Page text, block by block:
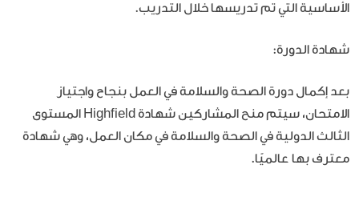
الأساسية التي تم تدريسها خلال التدريب.
شهادة الدورة:
بعد إكمال دورة الصحة والسلامة في العمل بنجاح واجتياز
الامتحان، سيتم منح المشاركين شهادة Highfield المستوى
الثالث الدولية في الصحة والسلامة في مكان العمل، وهي شهادة
معترف بها عالميًا.